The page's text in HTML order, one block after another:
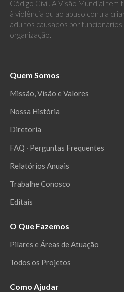
Código Civil. A Visão Mundial tem
à violência ou ao abuso contra
adultos causados por
organização.
Quem Somos
Missão, Visão e Valores
Nossa História
Diretoria
FAQ ‧ Perguntas Frequentes
Relatórios Anuais
Trabalhe Conosco
Editais
O Que Fazemos
Pilares e Áreas de Atuação
Todos os Projetos
Como Ajudar